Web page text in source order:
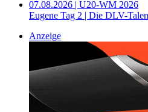
07.08.2026 | U20-WM 2026
Eugene Tag 2 | Die DLV-
Anzeige